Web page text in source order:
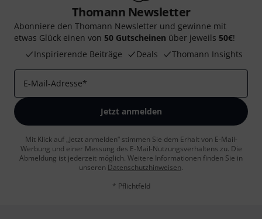
Thomann Newsletter
Abonniere den Thomann Newsletter und gewinne mit
etwas Glück einen von 50 Gutscheinen über jeweils 50€!
Inspirierende Beiträge
Deals Thomann Insights
E-Mail-Adresse*
Jetzt anmelden
Mit Klick auf „Jetzt anmelden“ stimmen Sie dem Erhalt von E-Mail-
Werbung und einer Messung des E-Mail-Nutzungsverhaltens zu. Die
Abmeldung ist jederzeit möglich. Weitere Informationen finden Sie in
unseren Datenschutzhinweisen.
* Pflichtfeld